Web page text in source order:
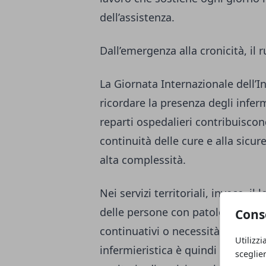
dell’assistenza.
Dall’emergenza alla cronicità, il
La Giornata Internazionale
ricordare la presenza degli
reparti ospedalieri
continuità delle cure e alla
alta complessità.
Nei servizi territoriali, invece, il
delle persone con patologie
continuativi o necessità di
infermieristica è quindi sempre